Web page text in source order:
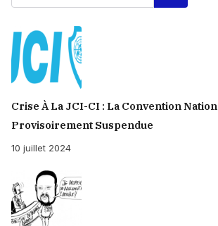
Crise À La JCI-CI : La Convention
Provisoirement Suspendue
10 juillet 2024